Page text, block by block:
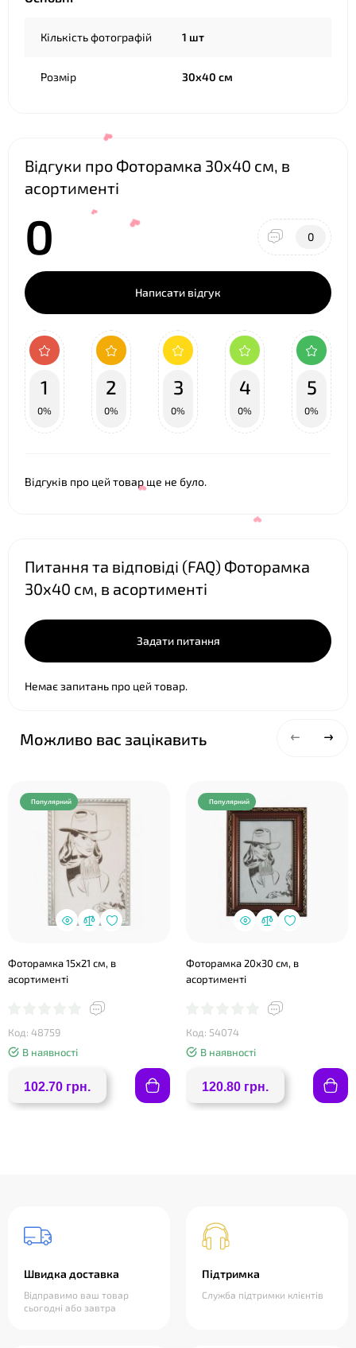
Кількість фотографій 1 шт
Розмір 30х40 см
Відгуки про Фоторамка 30х40 см, в
асортименті
0 0
Написати відгук
1
0%
2
0%
3
0%
4
0%
5
0%
Відгуків про цей товар ще не було.
Питання та відповіді (FAQ) Фоторамка
30х40 см, в асортименті
Задати питання
Немає запитань про цей товар.
Можливо вас зацікавить
Популярний
Фоторамка 15х21 см, в
асортименті
Код: 48759
В наявності
102.70 грн.
Популярний
Фоторамка 20х30 см, в
асортименті
Код: 54074
В наявності
120.80 грн.
Швидка доставка
Відправимо ваш товар
сьогодні або завтра
Підтримка
Служба підтримки клієнтів
❤
❤
❤